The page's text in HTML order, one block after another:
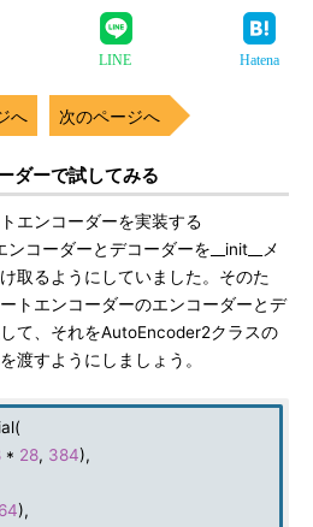
LINE Hatena
へ 次のページへ
ダーで試してみる
エンコーダーを実装する
コーダーとデコーダーを__init__メ
取るようにしていました。そのた
トエンコーダーのエンコーダーとデ
て、それをAutoEncoder2クラスの
渡すようにしましょう。
* 28, 384),
64),